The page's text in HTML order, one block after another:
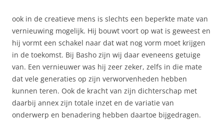
ook in de creatieve mens is slechts een beperkte mate van
vernieuwing mogelijk. Hij bouwt voort op wat is geweest en
hij vormt een schakel naar dat wat nog vorm moet krijgen
in de toekomst. Bij Basho zijn wij daar eveneens getuige
van. Een vernieuwer was hij zeer zeker, zelfs in die mate
dat vele generaties op zijn verworvenheden hebben
kunnen teren. Ook de kracht van zijn dichterschap met
daarbij annex zijn totale inzet en de variatie van
onderwerp en benadering hebben daartoe bijgedragen.